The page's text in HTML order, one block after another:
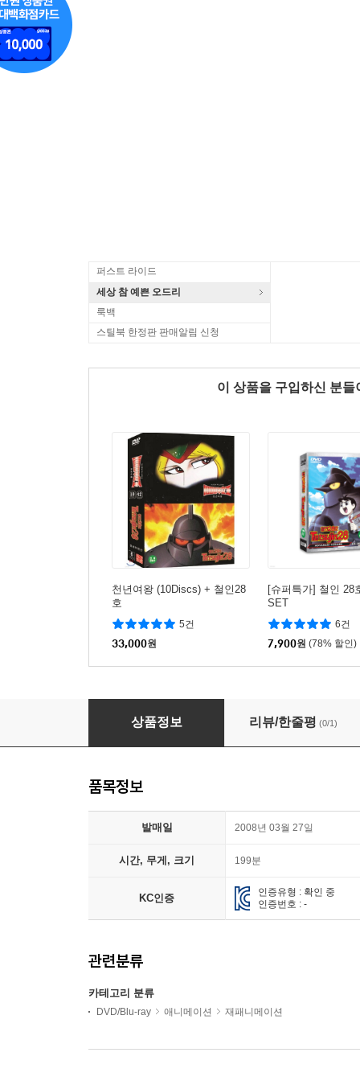
퍼스트 라이드
세상 참 예쁜 오드리
룩백
스틸북 한정판 판매알림 신청
이 상품을 구입하신 분
천년여왕 (10Discs) + 철인28
호
5건
33,000원
[슈퍼특가] 철인 28
SET
6건
7,900원 (78% 할인)
[슈퍼특가] 마징가 Z 극장판 1,2,3 + 오리지널
상품정보 리뷰/한줄평 (0/1)
품목정보
발매일 2008년 03월 27일
시간, 무게, 크기 199분
KC인증
인증유형 : 확인 중
인증번호 : -
관련분류
카테고리 분류
DVD/Blu-ray 애니메이션 재패니메이션